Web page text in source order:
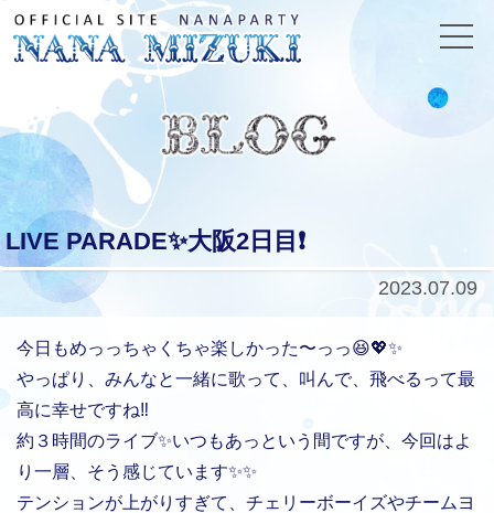
LIVE PARADE✨大阪2日目❗️
2023.07.09
今日もめっっちゃくちゃ楽しかった〜っっ😆💖✨
やっぱり、みんなと一緒に歌って、叫んで、飛べるって最
高に幸せですね‼️
約３時間のライブ✨いつもあっという間ですが、今回はよ
り一層、そう感じています✨✨
テンションが上がりすぎて、チェリーボーイズやチームヨ